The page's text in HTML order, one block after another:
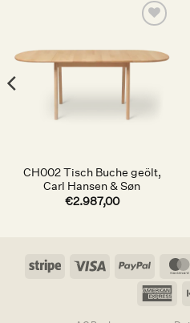
Wunschliste
CH002 Tisch Buche geölt,
Carl Hansen & Søn
€2.987,00
Stripe Visa PayPal